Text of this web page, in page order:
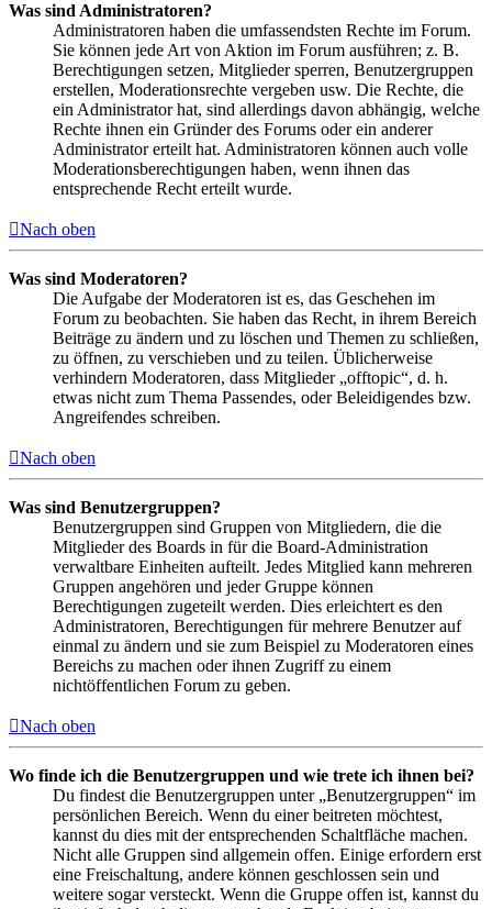
Was sind Administratoren?
Administratoren haben die umfassendsten Rechte im Forum.
Sie können jede Art von Aktion im Forum ausführen; z. B.
Berechtigungen setzen, Mitglieder sperren, Benutzergruppen
erstellen, Moderationsrechte vergeben usw. Die Rechte, die
ein Administrator hat, sind allerdings davon abhängig, welche
Rechte ihnen ein Gründer des Forums oder ein anderer
Administrator erteilt hat. Administratoren können auch volle
Moderationsberechtigungen haben, wenn ihnen das
entsprechende Recht erteilt wurde.
Nach oben
Was sind Moderatoren?
Die Aufgabe der Moderatoren ist es, das Geschehen im
Forum zu beobachten. Sie haben das Recht, in ihrem Bereich
Beiträge zu ändern und zu löschen und Themen zu schließen,
zu öffnen, zu verschieben und zu teilen. Üblicherweise
verhindern Moderatoren, dass Mitglieder „offtopic“, d. h.
etwas nicht zum Thema Passendes, oder Beleidigendes bzw.
Angreifendes schreiben.
Nach oben
Was sind Benutzergruppen?
Benutzergruppen sind Gruppen von Mitgliedern, die die
Mitglieder des Boards in für die Board-Administration
verwaltbare Einheiten aufteilt. Jedes Mitglied kann mehreren
Gruppen angehören und jeder Gruppe können
Berechtigungen zugeteilt werden. Dies erleichtert es den
Administratoren, Berechtigungen für mehrere Benutzer auf
einmal zu ändern und sie zum Beispiel zu Moderatoren eines
Bereichs zu machen oder ihnen Zugriff zu einem
nichtöffentlichen Forum zu geben.
Nach oben
Wo finde ich die Benutzergruppen und wie trete ich ihnen bei?
Du findest die Benutzergruppen unter „Benutzergruppen“ im
persönlichen Bereich. Wenn du einer beitreten möchtest,
kannst du dies mit der entsprechenden Schaltfläche machen.
Nicht alle Gruppen sind allgemein offen. Einige erfordern erst
eine Freischaltung, andere können geschlossen sein und
weitere sogar versteckt. Wenn die Gruppe offen ist, kannst du